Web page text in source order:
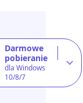
Darmowe
pobieranie
dla Windows
10/8/7